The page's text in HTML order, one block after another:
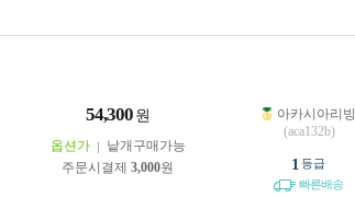
54,300 원
옵션가
낱개구매가능
주문시결제 3,000원
아카시아리빙
(aca132b)
1 등급
빠른배송